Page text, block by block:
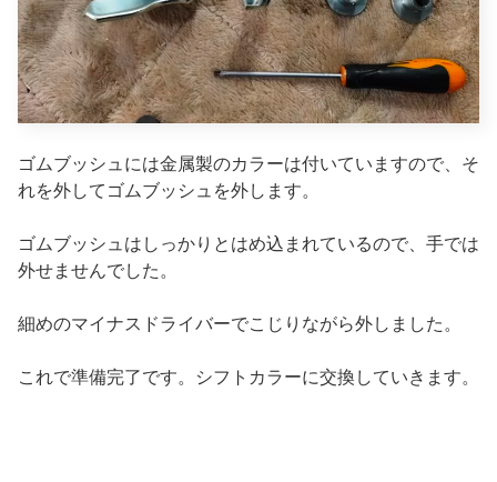
ゴムブッシュには金属製のカラーは付いていますので、そ
れを外してゴムブッシュを外します。
ゴムブッシュはしっかりとはめ込まれているので、手では
外せませんでした。
細めのマイナスドライバーでこじりながら外しました。
これで準備完了です。シフトカラーに交換していきます。